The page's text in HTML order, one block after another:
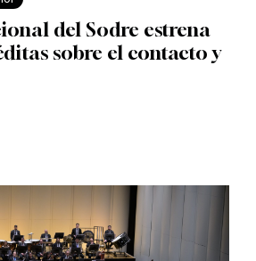
del Sodre estrena
sobre el contacto y